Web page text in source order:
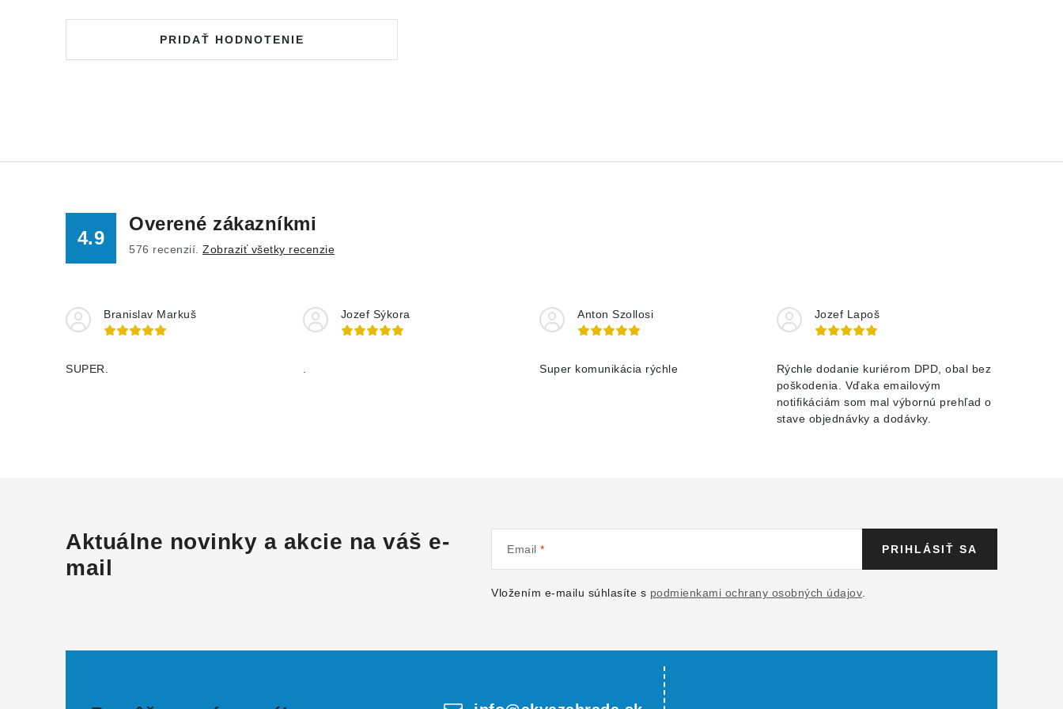
PRIDAŤ HODNOTENIE
4.9
Overené zákazníkmi
576 recenzií. Zobraziť všetky recenzie
Branislav Markuš
SUPER.
Jozef Sýkora Anton Szollosi
Super komunikácia rýchle
Jozef Lapoš
Rýchle dodanie kuriérom DPD, obal bez
poškodenia. Vďaka emailovým
notifikáciám som mal výbornú prehľad o
stave objednávky a dodávky.
Aktuálne novinky a akcie na váš e-
mail
Email
Vložením e-mailu súhlasíte s podmienkami ochrany osobných údajov
PRIHLÁSIŤ SA